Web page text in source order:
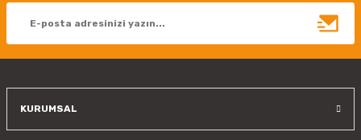
Ürün bilgilerinde hatalar bulunuyor.
KURUMSAL